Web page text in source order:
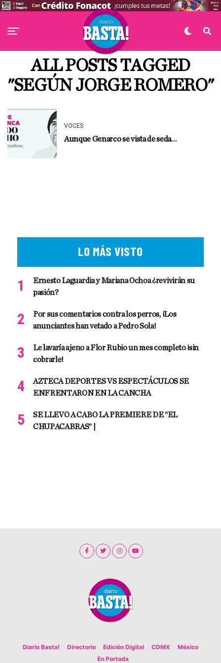
ALL POSTS TAGGED
"SEGÚN JORGE ROMERO"
VOCES
Aunque Genarco se vista de seda…
LO MÁS VISTO
Ernesto Laguardia y Mariana Ochoa ¿revivirán su
pasión?
Por sus comentarios contra los perros, ¡Los
anunciantes han vetado a Pedro Sola!
Le lavaría ajeno a Flor Rubio un mes completo ¡sin
cobrarle!
AZTECA DEPORTES VS ESPECTÁCULOS SE
ENFRENTARON EN LA CANCHA
SE LLEVO A CABO LA PREMIERE DE “EL
CHUPACABRAS” |
Diario Basta! Directorio Edición Digital CDMX
México
En Portada